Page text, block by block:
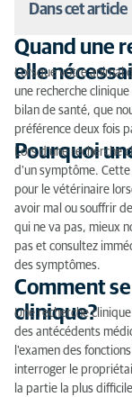
Dans cet article
Quand une
Pourquoi
Comment se
Examen
Résultats
Les
animaux de
Coûts de la
Quand une
elle
Lorsque votre animal
une recherche
bilan de santé, que
préférence deux fois
Pourquoi
Lors d'une recherche
d'un symptôme.
pour le vétérinaire
avoir mal ou souffrir
qui ne va pas, mieux
pas et consultez
des symptômes.
Comment
clinique?
Une recherche
des antécédents
l'examen des
interroger le
la partie la plus